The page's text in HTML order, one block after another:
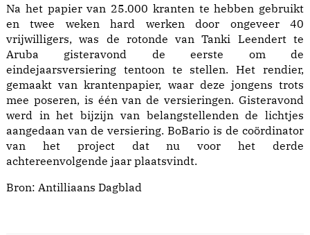
Na het papier van 25.000 kranten te hebben gebruikt
en twee weken hard werken door ongeveer 40
vrijwilligers, was de rotonde van Tanki Leendert te
Aruba gisteravond de eerste om de
eindejaarsversiering tentoon te stellen. Het rendier,
gemaakt van krantenpapier, waar deze jongens trots
mee poseren, is één van de versieringen. Gisteravond
werd in het bijzijn van belangstellenden de lichtjes
aangedaan van de versiering. BoBario is de coördinator
van het project dat nu voor het derde
achtereenvolgende jaar plaatsvindt.
Bron: Antilliaans Dagblad